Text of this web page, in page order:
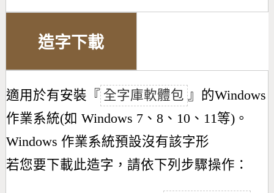
造字下載
適用於有安裝『 全字庫軟體包 』的Windows
作業系統(如 Windows 7、8、10、11等)。
Windows 作業系統預設沒有該字形
若您要下載此造字，請依下列步驟操作：